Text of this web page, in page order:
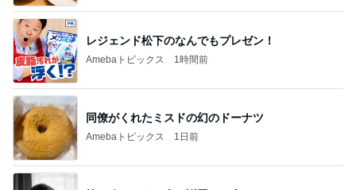
レジェンド松下のなんでもプレゼン！
Amebaトピックス 1時間前
同僚がくれたミスドの幻のドーナツ
Amebaトピックス 1日前